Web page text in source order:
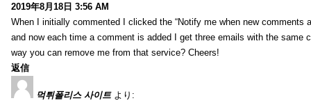
2019年8月18日 3:56 AM
When I initially commented I clicked the “Notify me when new comments
and now each time a comment is added I get three emails with the same
way you can remove me from that service? Cheers!
返信
먹튀폴리스 사이트 より: